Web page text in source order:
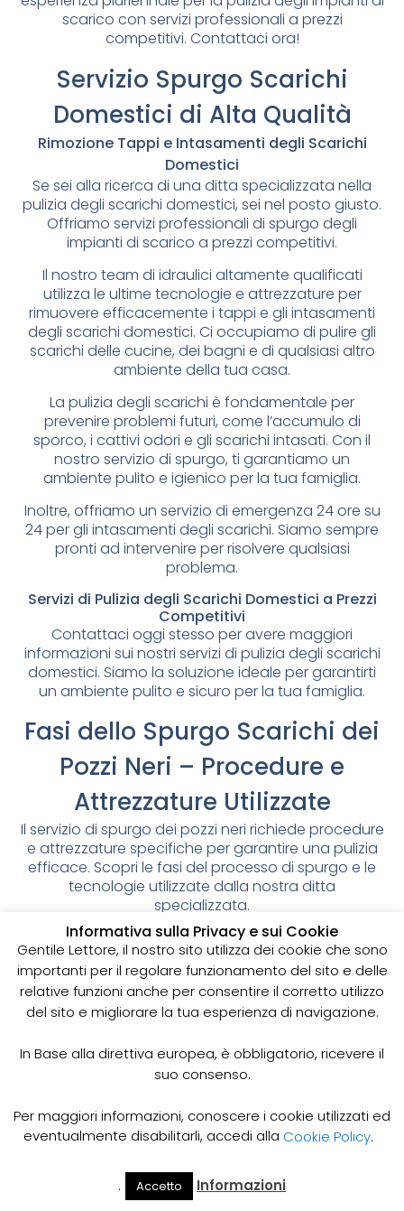
scarico con servizi professionali a prezzi
competitivi. Contattaci ora!
Servizio Spurgo Scarichi
Domestici di Alta Qualità
Rimozione Tappi e Intasamenti degli Scarichi
Domestici
Se sei alla ricerca di una ditta specializzata nella
pulizia degli scarichi domestici, sei nel posto giusto.
Offriamo servizi professionali di spurgo degli
impianti di scarico a prezzi competitivi.
Il nostro team di idraulici altamente qualificati
utilizza le ultime tecnologie e attrezzature per
rimuovere efficacemente i tappi e gli intasamenti
degli scarichi domestici. Ci occupiamo di pulire gli
scarichi delle cucine, dei bagni e di qualsiasi altro
ambiente della tua casa.
La pulizia degli scarichi è fondamentale per
prevenire problemi futuri, come l’accumulo di
sporco, i cattivi odori e gli scarichi intasati. Con il
nostro servizio di spurgo, ti garantiamo un
ambiente pulito e igienico per la tua famiglia.
Inoltre, offriamo un servizio di emergenza 24 ore su
24 per gli intasamenti degli scarichi. Siamo sempre
pronti ad intervenire per risolvere qualsiasi
problema.
Servizi di Pulizia degli Scarichi Domestici a Prezzi
Competitivi
Contattaci oggi stesso per avere maggiori
informazioni sui nostri servizi di pulizia degli scarichi
domestici. Siamo la soluzione ideale per garantirti
un ambiente pulito e sicuro per la tua famiglia.
Fasi dello Spurgo Scarichi dei
Pozzi Neri – Procedure e
Attrezzature Utilizzate
Il servizio di spurgo dei pozzi neri richiede procedure
e attrezzature specifiche per garantire una pulizia
efficace. Scopri le fasi del processo di spurgo e le
tecnologie utilizzate dalla nostra ditta
specializzata.
Le Fasi del Servizio di Spurgo
Pozzi Neri
Attrezzature e Tecnologie Utilizzate per lo Spurgo
Servizi Professionali di Pulizia Pozzi Neri con
Procedure Avanzate
per garantire la pulizia degli impianti di scarico delle
acque reflue. Il processo di spurgo richiede
procedure e attrezzature specifiche per garantire
La prima fase del servizio di spurgo dei pozzi neri
Cerca Il Mio
Informativa sulla Privacy e sui Cookie
Gentile Lettore, il nostro sito utilizza dei cookie che sono
importanti per il regolare funzionamento del sito e delle
relative funzioni anche per consentire il corretto utilizzo
del sito e migliorare la tua esperienza di navigazione.
In Base alla direttiva europea, è obbligatorio, ricevere il
suo consenso.
Per maggiori informazioni, conoscere i cookie utilizzati ed
eventualmente disabilitarli, accedi alla Cookie Policy.
. Accetto Informazioni